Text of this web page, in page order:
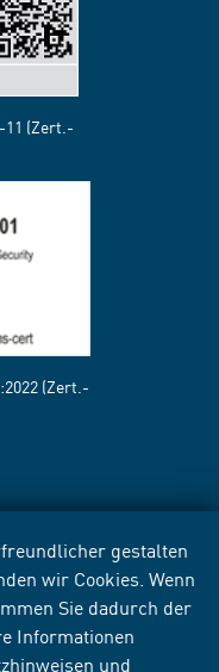
gestalten
wir Cookies. Wenn
Sie dadurch der
Informationen
und
11 (Zert.-
(Zert.-